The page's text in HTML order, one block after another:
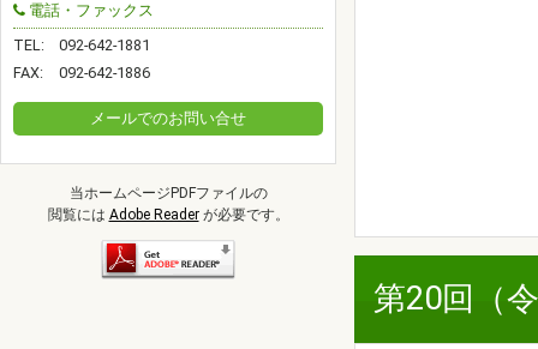
第20回（
電話・ファックス
TEL:
092-642-1881
FAX:
092-642-1886
メールでのお問い合せ
当ホームページPDFファイルの
閲覧には Adobe Readerが必要です。